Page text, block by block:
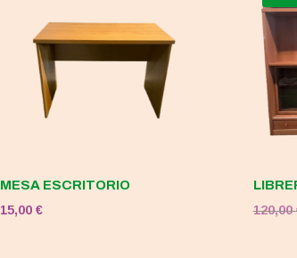
MESA ESCRITORIO
15,00 €
120,00